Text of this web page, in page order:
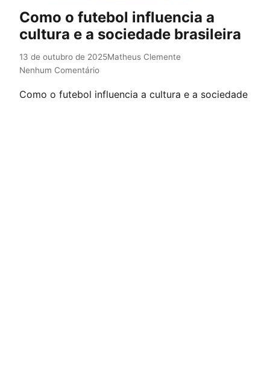
Como o futebol influencia a
cultura e a sociedade brasileira
13 de outubro de 2025Matheus Clemente
Nenhum Comentário
Como o futebol influencia a cultura e a sociedade